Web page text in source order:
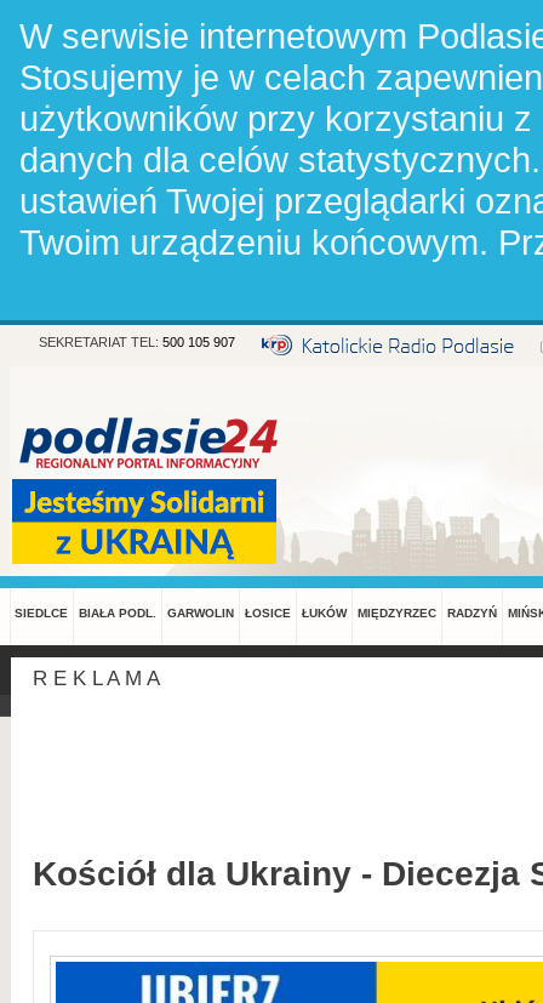
W serwisie internetowym
Stosujemy je w celach
użytkowników przy korzystaniu
danych dla celów
ustawień Twojej przeglądarki
Twoim urządzeniu końcowym.
SEKRETARIAT TEL: 500 105 907
SIEDLCE BIAŁA PODL. GARWOLIN ŁOSICE ŁUKÓW MIĘDZYRZEC RADZYŃ
R E K L A M A
Kościół dla Ukrainy - Diecezja